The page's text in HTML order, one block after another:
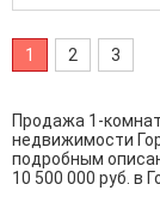
1 2 3
Продажа 1-
недвижимости
подробным
10 500 000 руб. в